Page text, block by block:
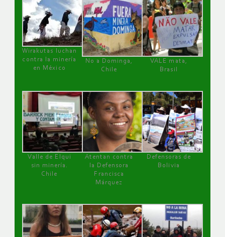
Wirakutas luchan
contra la minería
en México
No a Dominga,
Chile
VALE mata,
Brasil
Valle de Elqui
sin minería.
Chile
Atentan contra
la Defensora
Francisca
Márquez
Defensoras de
Bolivia